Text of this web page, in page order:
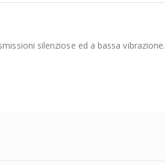
silenziose ed a bassa vibrazione.